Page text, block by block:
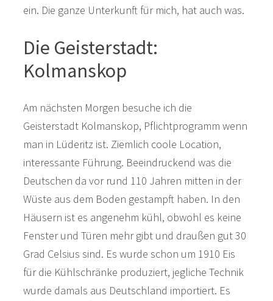
ein. Die ganze Unterkunft für mich, hat auch was.
Die Geisterstadt:
Kolmanskop
Am nächsten Morgen besuche ich die
Geisterstadt Kolmanskop, Pflichtprogramm wenn
man in Lüderitz ist. Ziemlich coole Location,
interessante Führung. Beeindruckend was die
Deutschen da vor rund 110 Jahren mitten in der
Wüste aus dem Boden gestampft haben. In den
Häusern ist es angenehm kühl, obwohl es keine
Fenster und Türen mehr gibt und draußen gut 30
Grad Celsius sind. Es wurde schon um 1910 Eis
für die Kühlschränke produziert, jegliche Technik
wurde damals aus Deutschland importiert. Es